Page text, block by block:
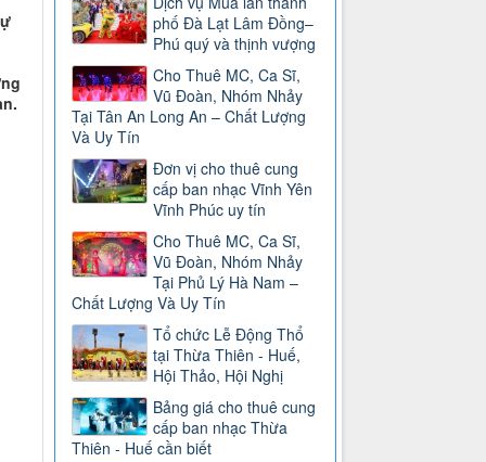
phố Đà Lạt Lâm Đồng–
Phú quý và thịnh vượng
Cho Thuê MC, Ca Sĩ,
Vũ Đoàn, Nhóm Nhảy
Tại Tân An Long An – Chất Lượng
Và Uy Tín
Đơn vị cho thuê cung
cấp ban nhạc Vĩnh Yên
Vĩnh Phúc uy tín
Cho Thuê MC, Ca Sĩ,
Vũ Đoàn, Nhóm Nhảy
Tại Phủ Lý Hà Nam –
Chất Lượng Và Uy Tín
Tổ chức Lễ Động Thổ
tại Thừa Thiên - Huế,
Hội Thảo, Hội Nghị
Bảng giá cho thuê cung
cấp ban nhạc Thừa
Thiên - Huế cần biết